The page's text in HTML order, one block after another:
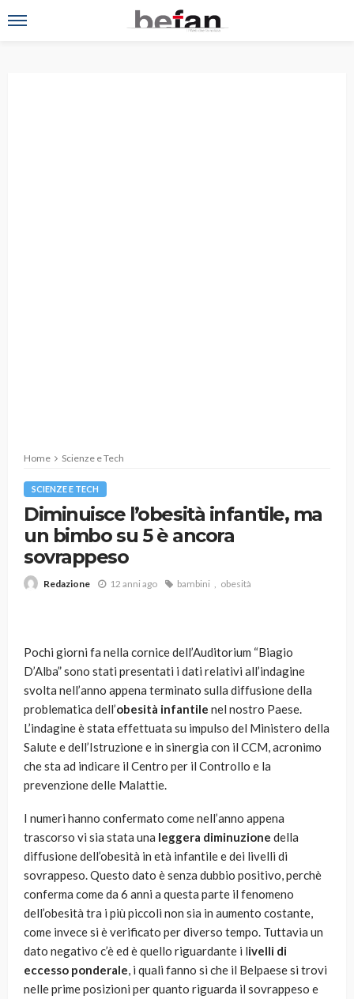
Home Scienze e Tech
SCIENZE E TECH
Diminuisce l’obesità infantile, ma
un bimbo su 5 è ancora
sovrappeso
Redazione 12 anni ago bambini obesità
Pochi giorni fa nella cornice dell’Auditorium “Biagio
D’Alba” sono stati presentati i dati relativi all’indagine
svolta nell’anno appena terminato sulla diffusione della
problematica dell’obesità infantile nel nostro Paese.
L’indagine è stata effettuata su impulso del Ministero della
Salute e dell’Istruzione e in sinergia con il CCM, acronimo
che sta ad indicare il Centro per il Controllo e la
prevenzione delle Malattie.
I numeri hanno confermato come nell’anno appena
trascorso vi sia stata una leggera diminuzione della
diffusione dell’obesità in età infantile e dei livelli di
sovrappeso. Questo dato è senza dubbio positivo, perchè
conferma come da 6 anni a questa parte il fenomeno
dell’obesità tra i più piccoli non sia in aumento costante,
come invece si è verificato per diverso tempo. Tuttavia un
dato negativo c’è ed è quello riguardante i livelli di
eccesso ponderale, i quali fanno si che il Belpaese si trovi
nelle prime posizioni per quanto riguarda il sovrappeso e